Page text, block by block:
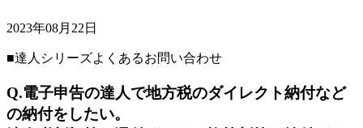
2023年08月22日
■達人シリーズよくあるお問い合わせ
Q.電子申告の達人で地方税のダイレクト納付など
の納付をしたい。